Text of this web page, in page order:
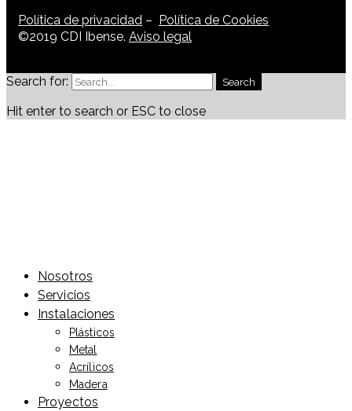
Política de privacidad – Política de Cookies
©2019 CDI Ibense. Aviso legal
Search for: Search
Hit enter to search or ESC to close
Nosotros
Servicios
Instalaciones
Plásticos
Metal
Acrílicos
Madera
Proyectos